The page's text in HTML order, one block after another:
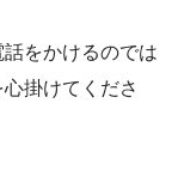
をかけるのでは
掛けてくださ